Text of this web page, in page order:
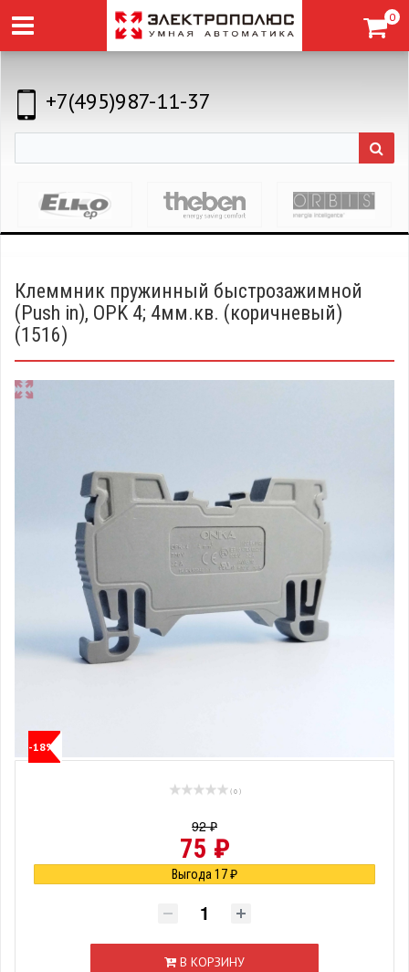
0
+7(495)987-11-37
Клеммник пружинный быстрозажимной
(Push in), OPK 4; 4мм.кв. (коричневый)
(1516)
-18%
( 0 )
92 ₽
75 ₽
Выгода 17 ₽
В КОРЗИНУ